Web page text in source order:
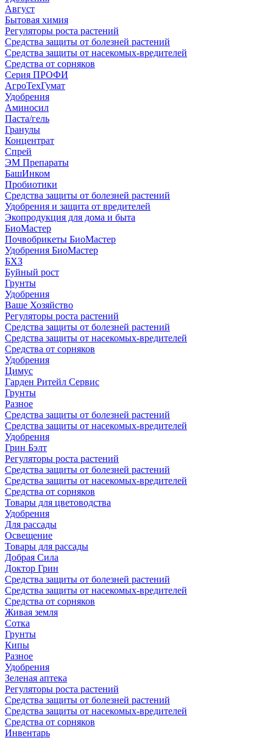
Август
Бытовая химия
Регуляторы роста растений
Средства защиты от болезней растений
Средства защиты от насекомых-вредителей
Средства от сорняков
Серия ПРОФИ
АгроТехГумат
Удобрения
Аминосил
Паста/гель
Гранулы
Концентрат
Спрей
ЭМ Препараты
БашИнком
Пробиотики
Средства защиты от болезней растений
Удобрения и защита от вредителей
Экопродукция для дома и быта
БиоМастер
Почвобрикеты БиоМастер
Удобрения БиоМастер
БХЗ
Буйный рост
Грунты
Удобрения
Ваше Хозяйство
Регуляторы роста растений
Средства защиты от болезней растений
Средства защиты от насекомых-вредителей
Средства от сорняков
Удобрения
Цимус
Гарден Ритейл Сервис
Грунты
Разное
Средства защиты от болезней растений
Средства защиты от насекомых-вредителей
Удобрения
Грин Бэлт
Регуляторы роста растений
Средства защиты от болезней растений
Средства защиты от насекомых-вредителей
Средства от сорняков
Товары для цветоводства
Удобрения
Для рассады
Освещение
Товары для рассады
Добрая Сила
Доктор Грин
Средства защиты от болезней растений
Средства защиты от насекомых-вредителей
Средства от сорняков
Живая земля
Сотка
Грунты
Кипы
Разное
Удобрения
Зеленая аптека
Регуляторы роста растений
Средства защиты от болезней растений
Средства защиты от насекомых-вредителей
Средства от сорняков
Инвентарь